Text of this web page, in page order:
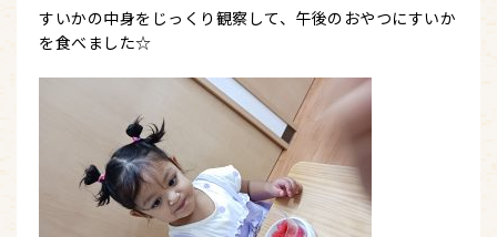
すいかの中身をじっくり観察して、午後のおやつにすいか
を食べました☆